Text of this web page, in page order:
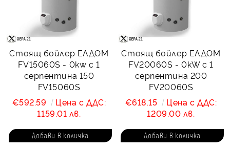
Стоящ бойлер ЕЛДОМ
FV15060S - 0kw с 1
серпентина 150
FV15060S
€592.59
Цена с ДДС:
1159.01 лв.
Стоящ бойлер ЕЛДОМ
FV20060S - 0kW с 1
серпентина 200
FV20060S
€618.15
Цена с ДДС:
1209.00 лв.